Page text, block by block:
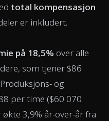
total kompensasjon
er inkludert.
på 18,5% over alle
som tjener $86
og
per time ($60 070
3,9% år-over-år fra